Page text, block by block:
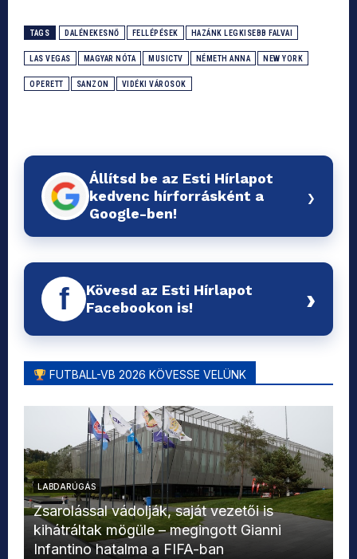
TAGS DALÉNEKESNŐ FELLÉPÉSEK HAZÁNK LEGKISEBB FALVAI
LAS VEGAS MAGYAR NÓTA MUSICTV NÉMETH ANNA NEW YORK
OPERETT SANZON VIDÉKI VÁROSOK
Állítsd be az Esti Hírlapot
kedvenc hírforrásként a
Google-ben!
›
f
Kövesd az Esti Hírlapot
Facebookon is!
›
FUTBALL-VB 2026 KÖVESSE VELÜNK
LABDARÚGÁS
Zsarolással vádolják, saját vezetői is
kihátráltak mögüle – megingott Gianni
Infantino hatalma a FIFA-ban